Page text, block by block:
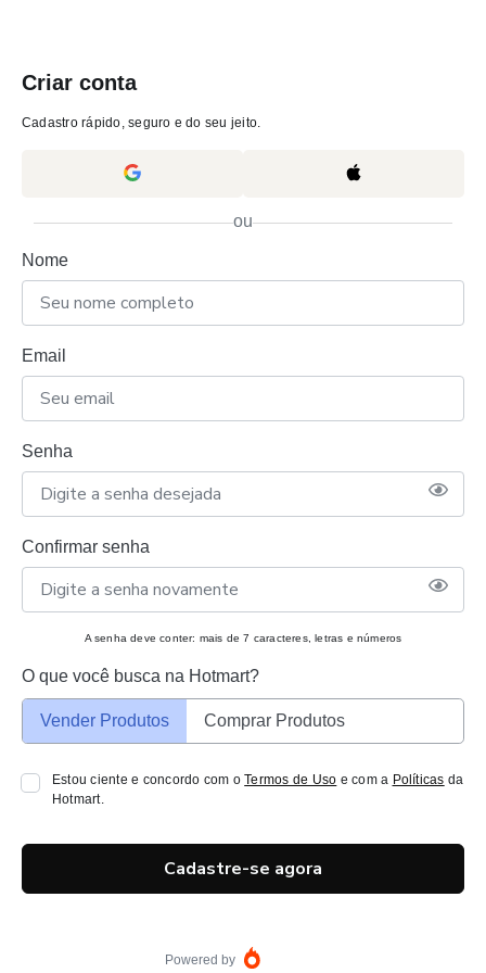
Criar conta
Cadastro rápido, seguro e do seu jeito.
ou
Nome
Email
Senha
Confirmar senha
A senha deve conter: mais de 7 caracteres, letras e números
O que você busca na Hotmart?
Vender Produtos Comprar Produtos
Estou ciente e concordo com oTermos de Uso e com a Políticas da
Hotmart.
Cadastre-se agora
Powered by